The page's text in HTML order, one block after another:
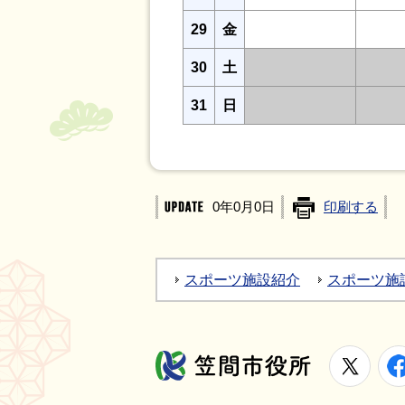
29 金
30 土
31 日
0年0月0日 印刷する
スポーツ施設紹介 スポーツ施
笠間市役所
X